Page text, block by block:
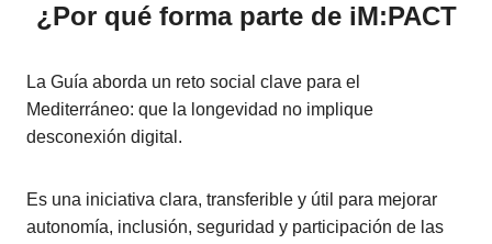
¿Por qué forma parte de iM:PACT
La Guía aborda un reto social clave para el
Mediterráneo: que la longevidad no implique
desconexión digital.
Es una iniciativa clara, transferible y útil para mejorar
autonomía, inclusión, seguridad y participación de las